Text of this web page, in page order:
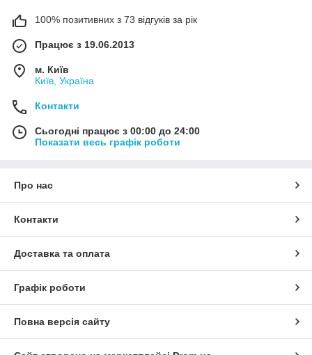
100% позитивних з 73 відгуків за рік
Працює з 19.06.2013
м. Київ
Київ, Україна
Контакти
Сьогодні працює з 00:00 до 24:00
Показати весь графік роботи
Про нас
Контакти
Доставка та оплата
Графік роботи
Повна версія сайту